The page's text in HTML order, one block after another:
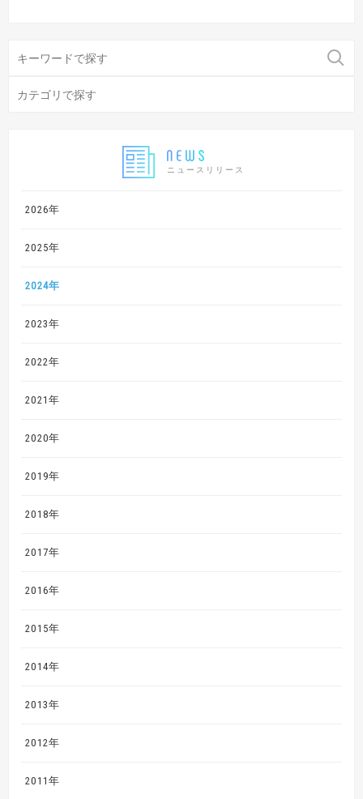
ニュースリリース
2026年
2025年
2024年
2023年
2022年
2021年
2020年
2019年
2018年
2017年
2016年
2015年
2014年
2013年
2012年
2011年